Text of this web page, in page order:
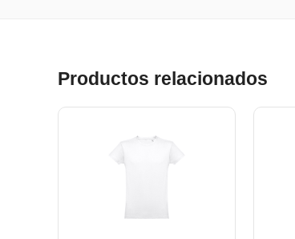
Productos relacionados